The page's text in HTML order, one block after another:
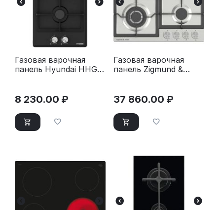
Газовая варочная
панель Hyundai HHG
8 230.00 ₽
Газовая варочная
панель Zigmund &
37 860.00 ₽